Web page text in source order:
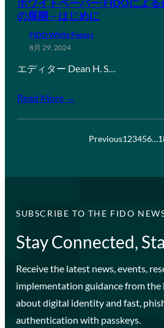
の展開 – はじめに
FIDO White Papers
8月 29, 2024
エディター Dean H. S…
Read More →
Previous123456…
SUBSCRIBE TO THE FIDO
Stay Connected,
Receive the latest news, events,
implementation guidance from the
about digital identity and fast,
authentication with passkeys.